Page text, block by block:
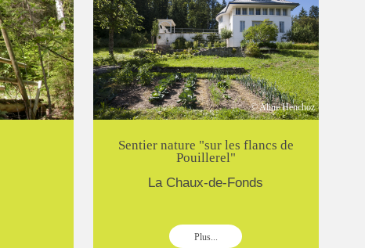
© Aline Henchoz
Sentier nature "sur les flancs de
Pouillerel"
La Chaux-de-Fonds
Plus...